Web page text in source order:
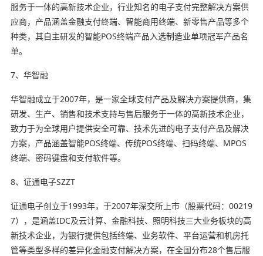
服务于一体的高新技术企业，行业知名的电子支付完整解决方案供
应商，产品涵盖金融支付终端、智能商用终端、新零售产品等多个
种类，其自主研发的智能POS终端产品入选制造业单项冠军产品名
单。
7、华智融
华智融成立于2007年，是一家全球支付产品及解决方案提供商，集
研发、生产、销售和技术支持与售后服务于一体的高新技术企业，
致力于为全球用户提供安全可靠、技术先进的电子支付产品及解决
方案，产品涵盖智能POS终端、传统POS终端、扫码终端、MPOS
终端、密码键盘和支付软件等。
8、证通电子SZZT
证通电子创立于1993年，于2007年深交所上市（股票代码：00219
7），是涵盖IDC及云计算、金融科技、照明科技三大业务板块的高
新技术企业，为银行提供包括终端、业务软件、平台运营和机房托
管等类型多样的差异化金融支付解决方案，在全国分布28个售后服